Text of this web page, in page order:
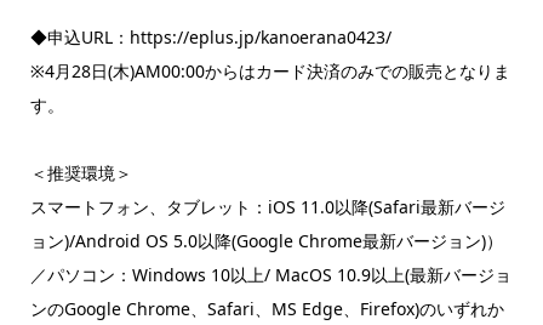
◆申込URL：https://eplus.jp/kanoerana0423/
※4月28日(木)AM00:00からはカード決済のみでの販売となりま
す。
＜推奨環境＞
スマートフォン、タブレット：iOS 11.0以降(Safari最新バージ
ョン)/Android OS 5.0以降(Google Chrome最新バージョン)）
／パソコン：Windows 10以上/ MacOS 10.9以上(最新バージョ
ンのGoogle Chrome、Safari、MS Edge、Firefox)のいずれか